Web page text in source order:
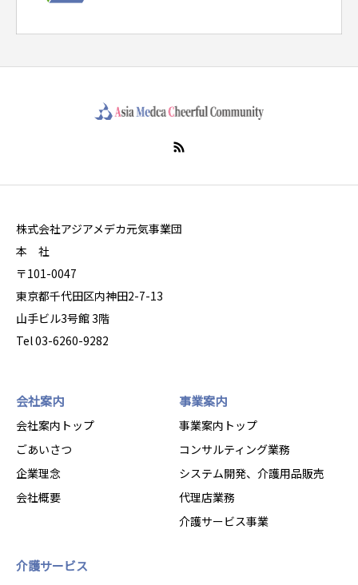
株式会社アジアメデカ元気事業団
本 社
〒101-0047
東京都千代田区内神田2-7-13
山手ビル3号館 3階
Tel 03-6260-9282
会社案内
会社案内トップ
ごあいさつ
企業理念
会社概要
事業案内
事業案内トップ
コンサルティング業務
システム開発、介護用品販売
代理店業務
介護サービス事業
介護サービス